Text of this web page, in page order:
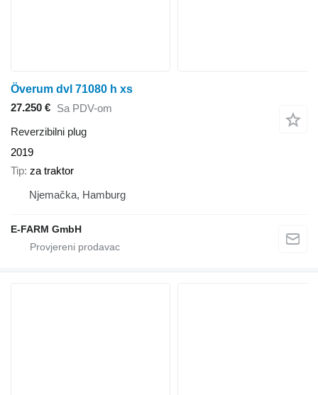
Överum dvl 71080 h xs
27.250 € Sa PDV-om
Reverzibilni plug
2019
Tip za traktor
Njemačka, Hamburg
E-FARM GmbH